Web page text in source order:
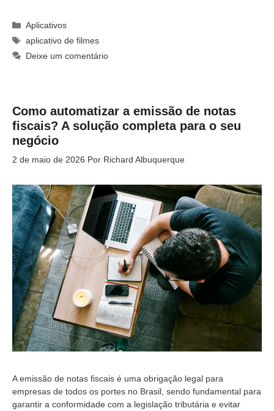
Categorias
Aplicativos
Tags
aplicativo de filmes
Deixe um comentário
Como automatizar a emissão de notas
fiscais? A solução completa para o seu
negócio
2 de maio de 2026 Por Richard Albuquerque
A emissão de notas fiscais é uma obrigação legal para
empresas de todos os portes no Brasil, sendo fundamental para
garantir a conformidade com a legislação tributária e evitar